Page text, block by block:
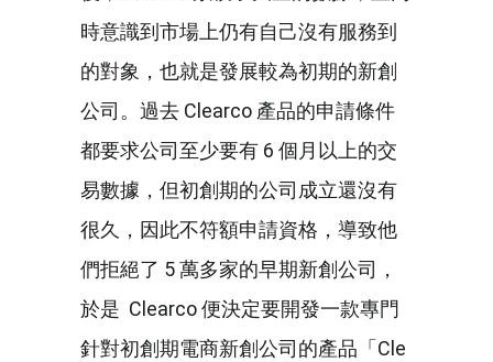
時意識到市場上仍有自己沒有服務到
的對象，也就是發展較為初期的新創
公司。過去 Clearco 產品的申請條件
都要求公司至少要有 6 個月以上的交
易數據，但初創期的公司成立還沒有
很久，因此不符額申請資格，導致他
們拒絕了 5 萬多家的早期新創公司，
於是 Clearco 便決定要開發一款專門
針對初創期電商新創公司的產品「Cle